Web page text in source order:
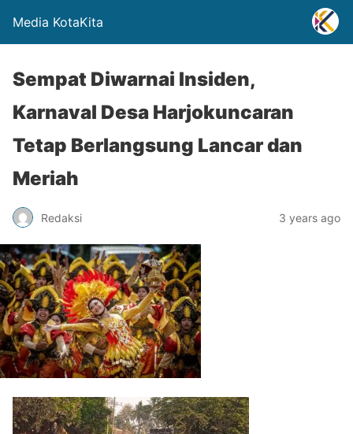
Media KotaKita
Sempat Diwarnai Insiden,
Karnaval Desa Harjokuncaran
Tetap Berlangsung Lancar dan
Meriah
Redaksi 3 years ago